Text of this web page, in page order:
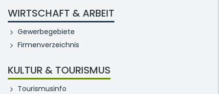
WIRTSCHAFT & ARBEIT
Gewerbegebiete
Firmenverzeichnis
KULTUR & TOURISMUS
Tourismusinfo